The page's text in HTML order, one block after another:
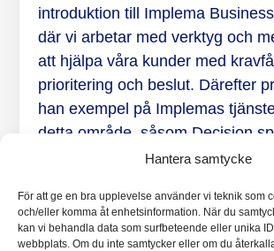
Hantera samtycke
För att ge en bra upplevelse använder vi teknik som
och/eller komma åt enhetsinformation. När du
kan vi behandla data som surfbeteende eller unika
webbplats. Om du inte samtycker eller om du
introduktion till Implema
där vi arbetar med verktyg och
att hjälpa våra kunder med
prioritering och beslut. Därefter
han exempel på Implemas
detta område, såsom Decision
sprint, Design sprint och Project
När:Den 12 maj kl. 15.00
Var:Implema, Djäknegatan 2A,
Malmö